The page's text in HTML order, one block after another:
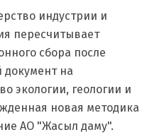
индустрии и
пересчитывает
сбора после
на
экологии, геологии и
новая методика
АО "Жасыл даму".